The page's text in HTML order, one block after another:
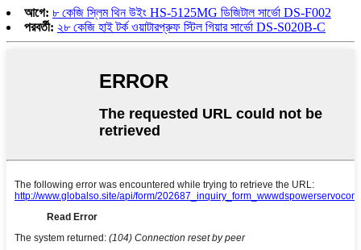
আগে: ৮ কেজি স্লিম থিন উইং HS-5125MG ডিজিটাল সার্ভো DS-F002
পরবর্তী: ২৮ কেজি হাই টর্ক ওয়াটারপ্রুফ স্টিল গিয়ার সার্ভো DS-S020B-C